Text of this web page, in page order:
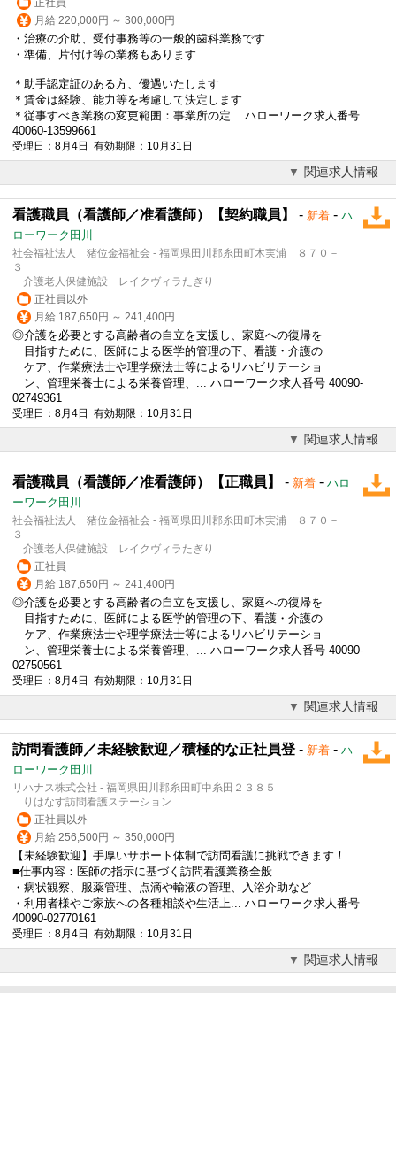
正社員
月給 220,000円 ～ 300,000円
・治療の介助、受付事務等の一般的歯科業務です
・準備、片付け等の業務もあります
＊助手認定証のある方、優遇いたします
＊賃金は経験、能力等を考慮して決定します
＊従事すべき業務の変更範囲：事業所の定... ハローワーク求人番号
40060-13599661
受理日：8月4日 有効期限：10月31日
関連求人情報
看護職員（看護師／准看護師）【契約職員】 - 新着 - ハ
ローワーク田川
社会福祉法人 猪位金福祉会 - 福岡県田川郡糸田町木実浦 ８７０－
３
介護老人保健施設 レイクヴィラたぎり
正社員以外
月給 187,650円 ～ 241,400円
◎介護を必要とする高齢者の自立を支援し、家庭への復帰を
目指すために、 医師による医学的管理の下、看護・介護の
ケア、作業療法士や理学療法士等によるリハビリテーショ
ン、管理栄養士による栄養管理、... ハローワーク求人番号 40090-
02749361
受理日：8月4日 有効期限：10月31日
関連求人情報
看護職員（看護師／准看護師）【正職員】 - 新着 - ハロ
ーワーク田川
社会福祉法人 猪位金福祉会 - 福岡県田川郡糸田町木実浦 ８７０－
３
介護老人保健施設 レイクヴィラたぎり
正社員
月給 187,650円 ～ 241,400円
◎介護を必要とする高齢者の自立を支援し、家庭への復帰を
目指すために、 医師による医学的管理の下、看護・介護の
ケア、作業療法士や理学療法士等によるリハビリテーショ
ン、管理栄養士による栄養管理、... ハローワーク求人番号 40090-
02750561
受理日：8月4日 有効期限：10月31日
関連求人情報
訪問看護師／未経験歓迎／積極的な正社員登 - 新着 - ハ
ローワーク田川
リハナス株式会社 - 福岡県田川郡糸田町中糸田２３８５
りはなす訪問看護ステーション
正社員以外
月給 256,500円 ～ 350,000円
【未経験歓迎】手厚いサポート体制で訪問看護に挑戦できます！
■仕事内容： 医師の指示に基づく訪問看護業務全般
・病状観察、服薬管理、点滴や輸液の管理、入浴介助など
・利用者様やご家族への各種相談や生活上... ハローワーク求人番号
40090-02770161
受理日：8月4日 有効期限：10月31日
関連求人情報